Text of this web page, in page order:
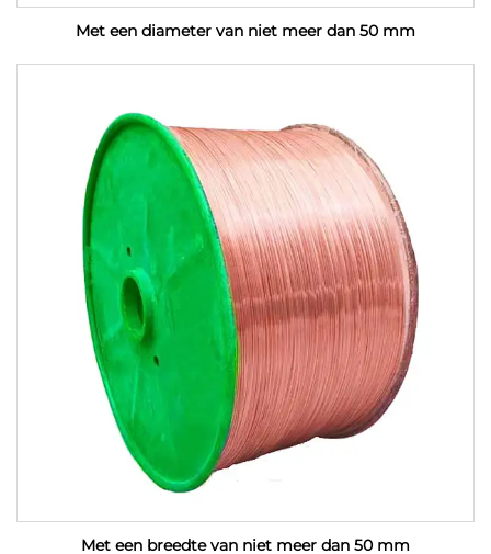
Met een diameter van niet meer dan 50 mm
Met een breedte van niet meer dan 50 mm